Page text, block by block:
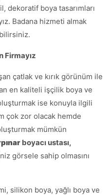
dekoratif boya tasarımları
Badana hizmeti almak
Firmayız
çatlak ve kırık görünüm ile
en kaliteli işçilik boya ve
ise konuyla ilgili
çok zor olacak hemde
mümkün
boyacı ustası,
görsele sahip olmasını
silikon boya, yağlı boya ve